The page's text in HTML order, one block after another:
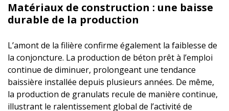
Matériaux de construction : une baisse
durable de la production
L’amont de la filière confirme également la faiblesse de
la conjoncture. La production de béton prêt à l’emploi
continue de diminuer, prolongeant une tendance
baissière installée depuis plusieurs années. De même,
la production de granulats recule de manière continue,
illustrant le ralentissement global de l’activité de